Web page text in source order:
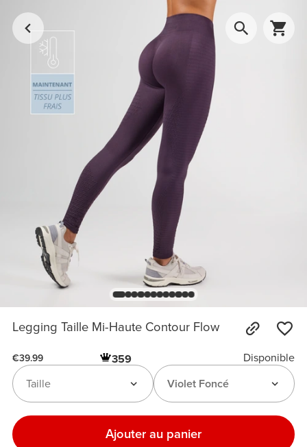
Legging Taille Mi-Haute Contour Flow
€39.99 359
Disponible
Violet Foncé
Taille
Ajouter au panier